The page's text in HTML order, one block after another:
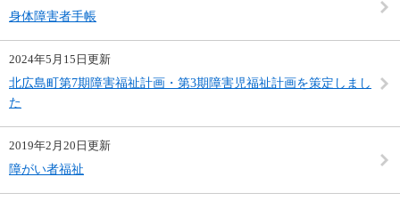
身体障害者手帳
2024年5月15日更新
北広島町第7期障害福祉計画・第3期障害児福祉計画を策定しまし
た
2019年2月20日更新
障がい者福祉